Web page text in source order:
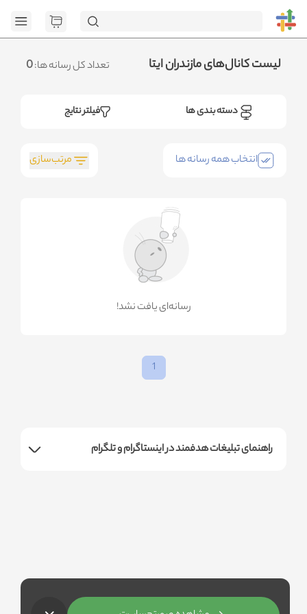
تعداد کل رسانه ها:0 لیست کانال‌های مازندران ایتا
فیلتر نتایج دسته بندی ها
مرتب‌سازی انتخاب همه رسانه ها
!رسانه‌ای یافت نشد
1
راهنمای تبلیغات هدفمند در اینستاگرام و تلگرام